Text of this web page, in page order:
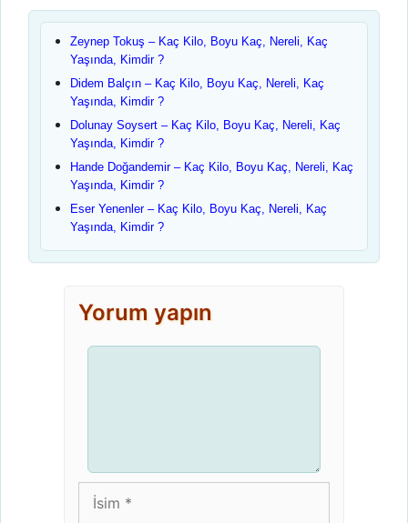
Zeynep Tokuş – Kaç Kilo, Boyu Kaç, Nereli, Kaç
Yaşında, Kimdir ?
Didem Balçın – Kaç Kilo, Boyu Kaç, Nereli, Kaç
Yaşında, Kimdir ?
Dolunay Soysert – Kaç Kilo, Boyu Kaç, Nereli, Kaç
Yaşında, Kimdir ?
Hande Doğandemir – Kaç Kilo, Boyu Kaç, Nereli, Kaç
Yaşında, Kimdir ?
Eser Yenenler – Kaç Kilo, Boyu Kaç, Nereli, Kaç
Yaşında, Kimdir ?
Yorum yapın
İsim